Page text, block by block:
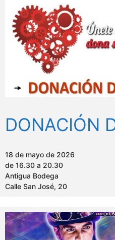
DONACIÓN
18 de mayo de 2026
de 16.30 a 20.30
Antigua Bodega
Calle San José, 20